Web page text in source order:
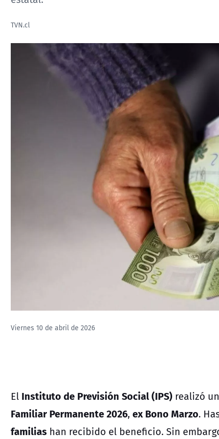
TVN.cl
Viernes 10 de abril de 2026
El Instituto de Previsión Social (IPS) realizó
Familiar Permanente 2026, ex Bono Marzo.
familias han recibido el beneficio. Sin